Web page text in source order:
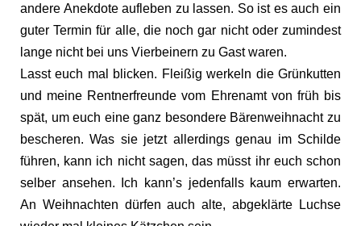
andere Anekdote aufleben zu lassen. So ist es auch ein
guter Termin für alle, die noch gar nicht oder zumindest
lange nicht bei uns Vierbeinern zu Gast waren.
Lasst euch mal blicken. Fleißig werkeln die Grünkutten
und meine Rentnerfreunde vom Ehrenamt von früh bis
spät, um euch eine ganz besondere Bärenweihnacht zu
bescheren. Was sie jetzt allerdings genau im Schilde
führen, kann ich nicht sagen, das müsst ihr euch schon
selber ansehen. Ich kann’s jedenfalls kaum erwarten.
An Weihnachten dürfen auch alte, abgeklärte Luchse